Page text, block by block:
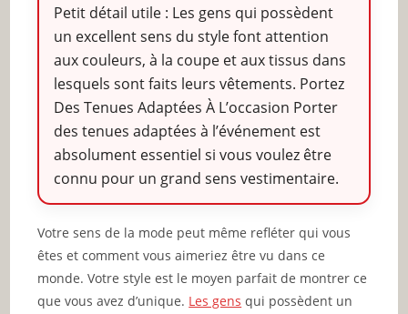
Petit détail utile : Les gens qui possèdent
un excellent sens du style font attention
aux couleurs, à la coupe et aux tissus dans
lesquels sont faits leurs vêtements. Portez
Des Tenues Adaptées À L’occasion Porter
des tenues adaptées à l’événement est
absolument essentiel si vous voulez être
connu pour un grand sens vestimentaire.
Votre sens de la mode peut même refléter qui vous
êtes et comment vous aimeriez être vu dans ce
monde. Votre style est le moyen parfait de montrer ce
que vous avez d’unique. Les gens qui possèdent un